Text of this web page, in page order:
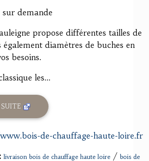
demande
propose différentes tailles de
également diamètres de buches en
besoins.
les...
de-chauffage-haute-loire.fr
livraison bois de chauffage haute loire / bois de